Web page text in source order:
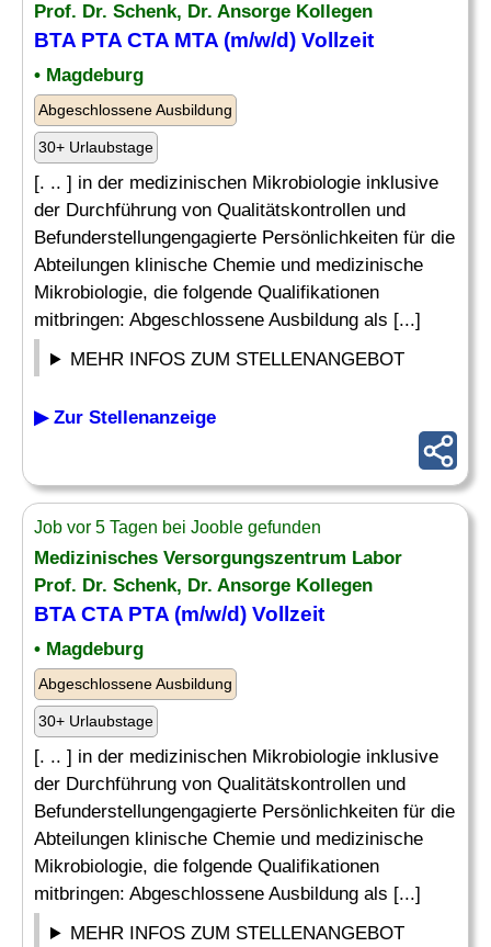
Prof. Dr. Schenk, Dr. Ansorge Kollegen
BTA PTA CTA MTA (m/w/d) Vollzeit
• Magdeburg
Abgeschlossene Ausbildung
30+ Urlaubstage
[. .. ] in der medizinischen Mikrobiologie inklusive
der Durchführung von Qualitätskontrollen und
Befunderstellungengagierte Persönlichkeiten für die
Abteilungen klinische Chemie und medizinische
Mikrobiologie, die folgende Qualifikationen
mitbringen: Abgeschlossene Ausbildung als [...]
MEHR INFOS ZUM STELLENANGEBOT
▶ Zur Stellenanzeige
Job vor 5 Tagen bei Jooble gefunden
Medizinisches Versorgungszentrum Labor
Prof. Dr. Schenk, Dr. Ansorge Kollegen
BTA CTA PTA (m/w/d) Vollzeit
• Magdeburg
Abgeschlossene Ausbildung
30+ Urlaubstage
[. .. ] in der medizinischen Mikrobiologie inklusive
der Durchführung von Qualitätskontrollen und
Befunderstellungengagierte Persönlichkeiten für die
Abteilungen klinische Chemie und medizinische
Mikrobiologie, die folgende Qualifikationen
mitbringen: Abgeschlossene Ausbildung als [...]
MEHR INFOS ZUM STELLENANGEBOT